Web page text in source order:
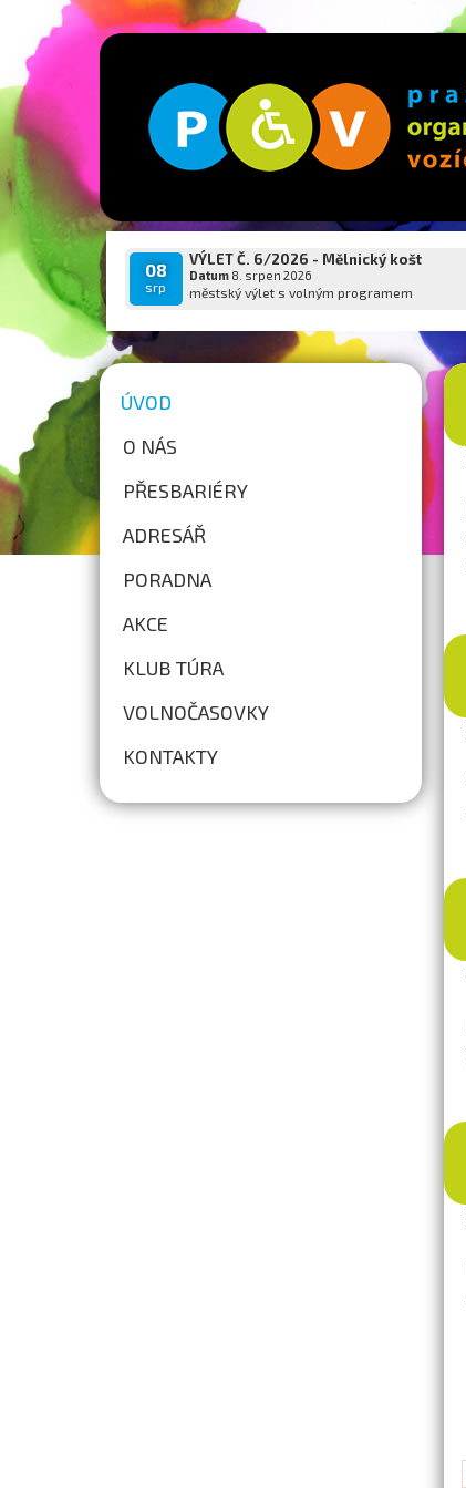
08
srp
VÝLET Č. 6/2026 - Mělnický košt
Datum8. srpen 2026
městský výlet s volným programem
ÚVOD
O NÁS
PŘESBARIÉRY
ADRESÁŘ
PORADNA
AKCE
KLUB TÚRA
VOLNOČASOVKY
KONTAKTY